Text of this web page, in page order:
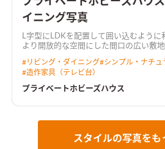
イニング写真
L字型にLDKを配置して囲い込むように
より開放的な空間にした 間口の広い敷
線とした。 LDKからは中庭が望め、植栽が四季の移ろいを感じ
させてくれる。 2階にご夫婦で使えるホビールームを設置し、コ
ロナ禍でのお家時間の充実や、リモー
を演出しました。 カーテンボックスを
を隠すことによって、生活感を感じさ
プライベートなホビールームオン
#リビング・ダイニング#シンプル・ナチュ
#造作家具（テレビ台）
プライベートホビーズハウス
スタイルの写真をも